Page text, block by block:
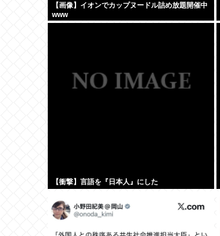
【画像】イオンでカップヌードル詰め放題開催中
www
【衝撃】言語を『日本人』にした